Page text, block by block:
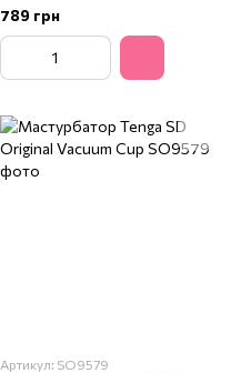
789 грн
Артикул: SO9579